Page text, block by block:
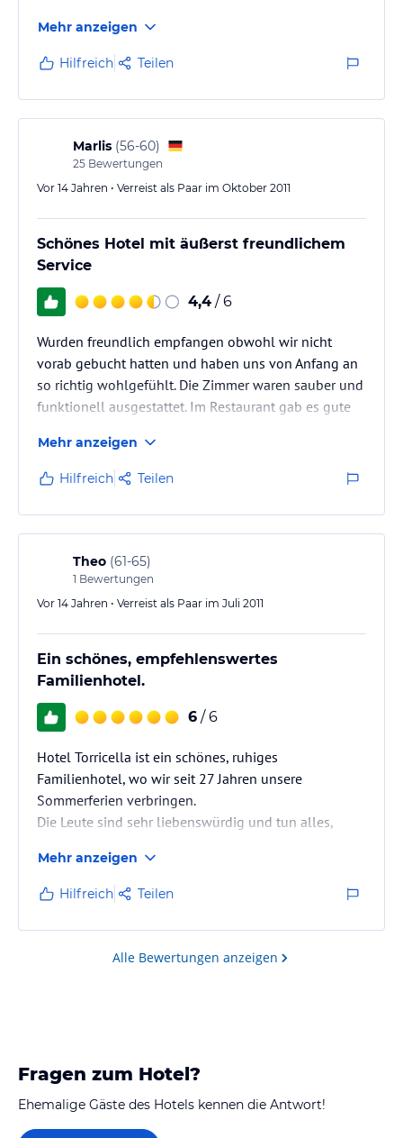
es viele Spinnweben und auf den Außenlampen
Schichten von toten Mücken.
Die Erreichbarkeit ist gut, aber für einen längeren
Aufenthalt wegen der zahlreichen Spinnweben etc.
wohl nicht geeignet. Wer nur eine
Übernachtungsmöglichkeit für zahlreiche Ausflüge in
Umbrien sucht, kann…
Mehr anzeigen
Hilfreich Teilen
Marlis (56-60)
25 Bewertungen
Vor 14 Jahren • Verreist als Paar im Oktober 2011
Schönes Hotel mit äußerst freundlichem
Service
4,4 / 6
Wurden freundlich empfangen obwohl wir nicht
vorab gebucht hatten und haben uns von Anfang an
so richtig wohlgefühlt. Die Zimmer waren sauber und
funktionell ausgestattet. Im Restaurant gab es gute
wurden uns diese erfüllt.. Das Hotel ist als
Ausgangpunkt für Wanderungen sehr zu empfehlen.
Wir haben vom Personal einige gute Tipps für
Wanderungen bekommen.
Mehr anzeigen
Hilfreich Teilen
Theo (61-65)
1 Bewertungen
Vor 14 Jahren • Verreist als Paar im Juli 2011
Ein schönes, empfehlenswertes
Familienhotel.
6 / 6
Hotel Torricella ist ein schönes, ruhiges
Familienhotel, wo wir seit 27 Jahren unsere
Sommerferien verbringen.
Die Leute sind sehr liebenswürdig und tun alles,
sehr willkommen zu sein.
Das Hotel hat 48 Zimmer, 25 mit Klimaanlage. Im
Hotel ist ein Fahrstuhl vorhanden.
Der Parkplatz hat genügend Parkplätze und wird
nachts verriegelt.
Mehr anzeigen
Hilfreich Teilen
Alle Bewertungen anzeigen
Fragen zum Hotel?
Ehemalige Gäste des Hotels kennen die Antwort!